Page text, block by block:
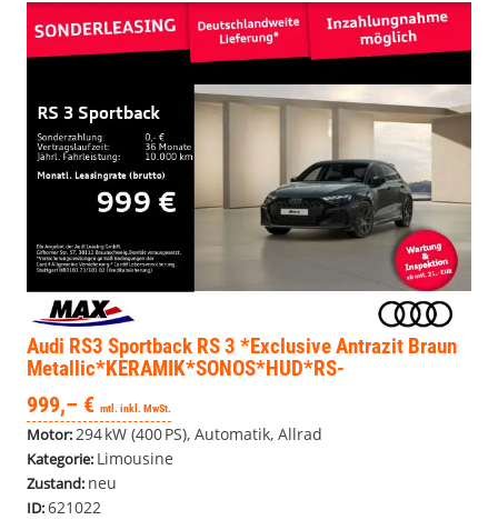
Audi RS3 Sportback RS 3 *Exclusive Antrazit Braun
Metallic*KERAMIK*SONOS*HUD*RS-
SAGA*CARBON*MATRIX*
999,– € mtl. inkl. MwSt.
Motor:294 kW (400 PS), Automatik, Allrad
Kategorie: Limousine
Zustand: neu
ID:621022